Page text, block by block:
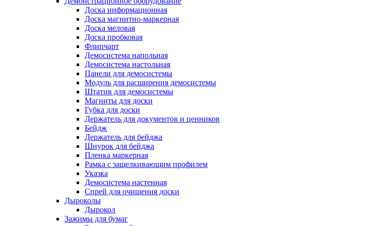
Доска информационная
Доска магнитно-маркерная
Доска меловая
Доска пробковая
Флипчарт
Демосистема напольная
Демосистема настольная
Панели для демосистемы
Модуль для расширения демосистемы
Штатив для демосистемы
Магниты для доски
Губка для доски
Держатель для документов и ценников
Бейдж
Держатель для бейджа
Шнурок для бейджа
Пленка маркерная
Рамка с защелкивающим профилем
Указка
Демосистема настенная
Спрей для очищения доски
Дыроколы
Дырокол
Зажимы для бумаг